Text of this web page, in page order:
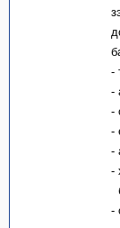
-
-
-
-
-
-
-